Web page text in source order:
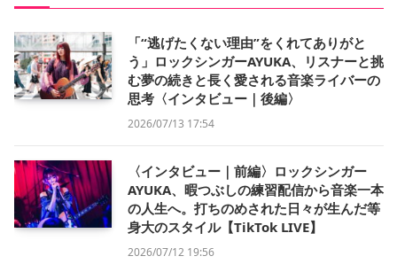
「“逃げたくない理由”をくれてありがと
う」ロックシンガーAYUKA、リスナーと挑
む夢の続きと長く愛される音楽ライバーの
思考〈インタビュー｜後編〉
2026/07/13 17:54
〈インタビュー｜前編〉ロックシンガー
AYUKA、暇つぶしの練習配信から音楽一本
の人生へ。打ちのめされた日々が生んだ等
身大のスタイル【TikTok LIVE】
2026/07/12 19:56